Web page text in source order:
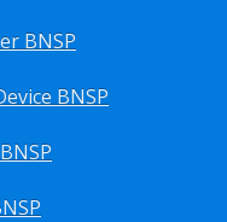
BNSP
BNSP